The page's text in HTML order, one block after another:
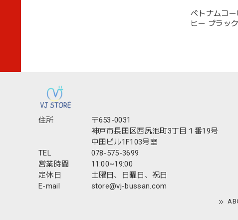
ベトナムコ
ヒー ブラックコーヒ
住所
〒653-0031
神戸市長田区西尻池町3丁目１番19号
中田ビル1F103号室
TEL
078-575-3699
営業時間
11:00~19:00
定休日
土曜日、日曜日、祝日
E-mail
store@vj-bussan.com